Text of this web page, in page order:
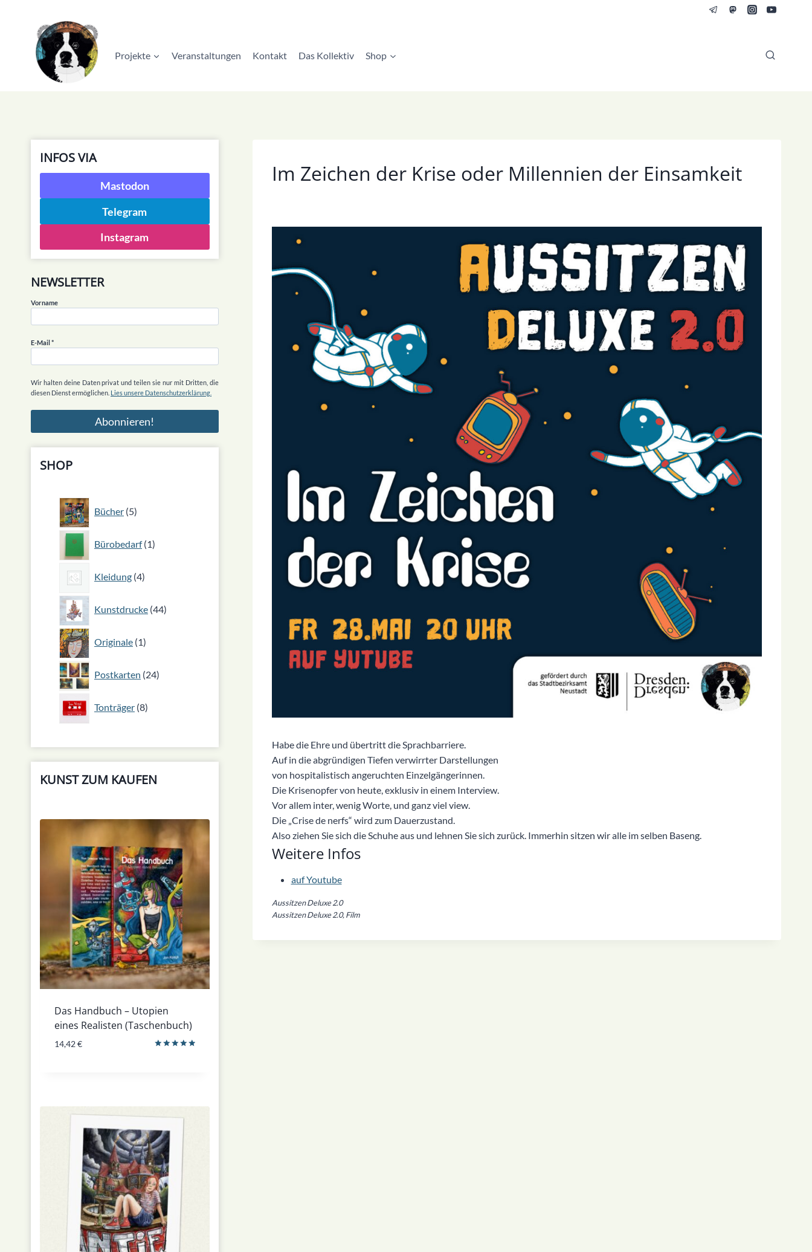
Projekte
Veranstaltungen Kontakt Das Kollektiv Shop
Im Zeichen der Krise oder Millennien der Einsamkeit
Aussitzen Deluxe 2.0
Aussitzen Deluxe 2.0, Film
Weitere Infos
auf Youtube
Habe die Ehre und übertritt die Sprachbarriere.
Auf in die abgründigen Tiefen verwirrter Darstellungen
von hospitalistisch angeruchten Einzelgängerinnen.
Die Krisenopfer von heute, exklusiv in einem Interview.
Vor allem inter, wenig Worte, und ganz viel view.
Die „Crise de nerfs“ wird zum Dauerzustand.
Also ziehen Sie sich die Schuhe aus und lehnen Sie sich zurück. Immerhin sitzen wir alle im selben Baseng.
INFOS VIA
Mastodon
Telegram
Instagram
NEWSLETTER
Vorname
E-Mail *
Wir halten deine Daten privat und teilen sie nur mit Dritten, die
diesen Dienst ermöglichen. Lies unsere Datenschutzerklärung.
SHOP
Bücher 5
5
Produkte
Bürobedarf 1
1
Produkt
Kleidung 4
4
Produkte
Kunstdrucke 44
44
Produkte
Originale 1
1
Produkt
Postkarten 24
24
Produkte
Tonträger 8
8
Produkte
KUNST ZUM KAUFEN
Das Handbuch – Utopien
eines Realisten (Taschenbuch)
14,42€